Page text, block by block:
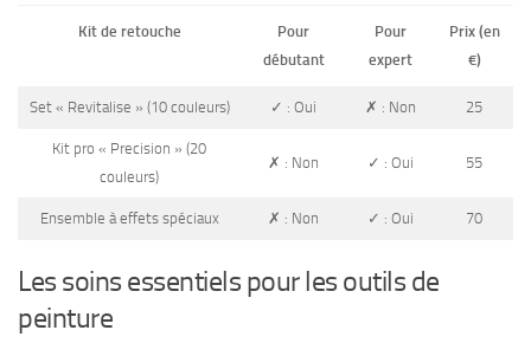
Kit de retouche
Pour
débutant
Pour
expert
Prix (en
€)
Set « Revitalise » (10 couleurs) ✓ : Oui ✗ : Non 25
Kit pro « Precision » (20
couleurs)
✗ : Non ✓ : Oui 55
Ensemble à effets spéciaux ✗ : Non ✓ : Oui 70
Les soins essentiels pour les outils de
peinture